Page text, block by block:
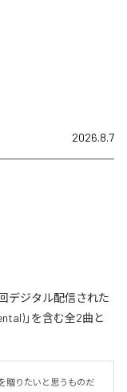
2026.8.7
デジタル配信された
」を含む全2曲と
贈りたいと思うものだ